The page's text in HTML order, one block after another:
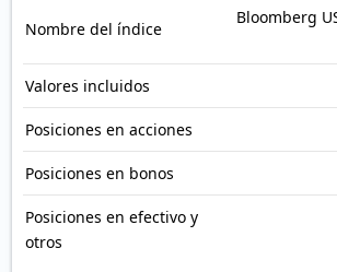
Nombre del índice
Bloomberg
Valores incluidos
Posiciones en acciones
Posiciones en bonos
Posiciones en efectivo y
otros